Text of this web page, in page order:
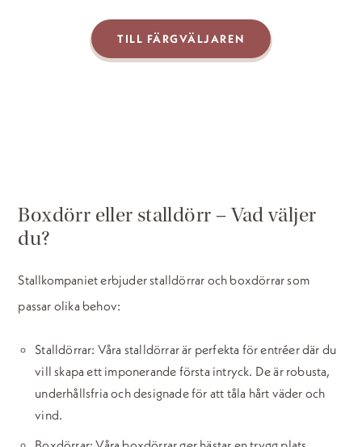
TILL FÄRGVÄLJAREN
Boxdörr eller stalldörr – Vad väljer
du?
Stallkompaniet erbjuder stalldörrar och boxdörrar som
passar olika behov:
Stalldörrar: Våra stalldörrar är perfekta för entréer där du
vill skapa ett imponerande första intryck. De är robusta,
underhållsfria och designade för att tåla hårt väder och
vind.